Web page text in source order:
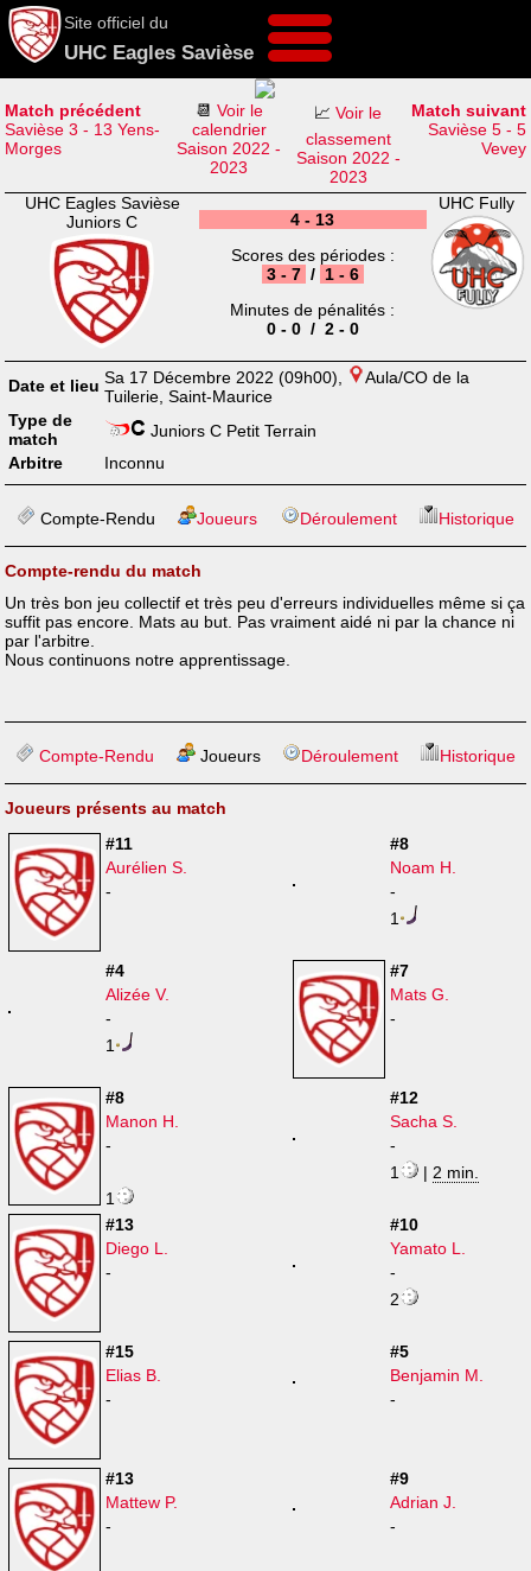
Site officiel du
UHC Eagles Savièse
Match précédent
Savièse 3 - 13 Yens-
Morges
📆 Voir le
calendrier
Saison 2022 -
2023
📈Voir le
classement
Saison 2022 -
2023
Match suivant
Savièse 5 - 5
Vevey
UHC Eagles Savièse
Juniors C
4 - 13
Scores des périodes :
3 - 7 / 1 - 6
Minutes de pénalités :
0 - 0 / 2 - 0
UHC Fully
Date et lieu Sa 17 Décembre 2022 (09h00),
Aula/CO de la
Tuilerie, Saint-Maurice
Type de
match
Juniors C Petit Terrain
Arbitre
Inconnu
Compte-Rendu Joueurs Déroulement Historique
Compte-rendu du match
Un très bon jeu collectif et très peu d'erreurs individuelles même si ça
suffit pas encore. Mats au but. Pas vraiment aidé ni par la chance ni
par l'arbitre.
Nous continuons notre apprentissage.
Compte-Rendu Joueurs Déroulement Historique
Joueurs présents au match
#11
Aurélien S.
-
#8
Noam H.
-
1
#4
Alizée V.
-
1
#7
Mats G.
-
#8
Manon H.
-
1
#12
Sacha S.
-
1
| 2 min.
#13
Diego L.
-
#10
Yamato L.
-
2
#15
Elias B.
-
#5
Benjamin M.
-
#13
Mattew P.
-
#9
Adrian J.
-